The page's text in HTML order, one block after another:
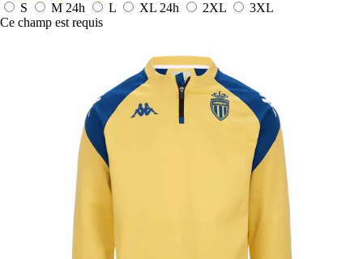
S
M 24h L XL 24h 2XL
3XL
Ce champ est requis